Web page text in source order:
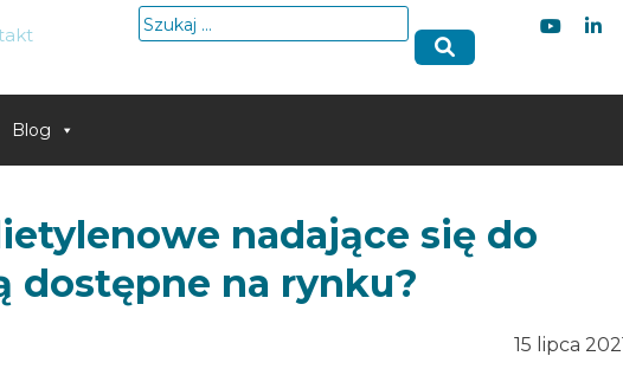
Szukaj:
Blog
nadające się do
dostępne na rynku?
15 lipca